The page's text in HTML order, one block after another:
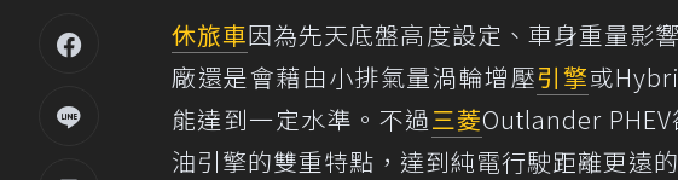
休旅車因為先天底盤高度設定、車身重量影
廠還是會藉由小排氣量渦輪增壓引擎或
能達到一定水準。不過三菱Outlander
油引擎的雙重特點，達到純電行駛距離更遠的